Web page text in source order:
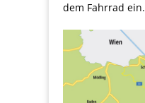
dem Fahrrad ein.